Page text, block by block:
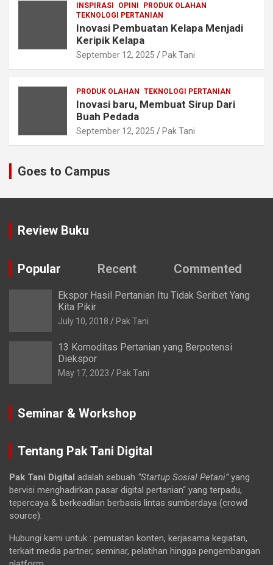
INSPIRASI OPINI
PRODUK OLAHAN
TEKNOLOGI PERTANIAN
Inovasi Pembuatan Kelapa Menjadi
Keripik Kelapa
September 12, 2025 Pak Tani
PRODUK OLAHAN TEKNOLOGI PERTANIAN
Inovasi baru, Membuat Sirup Dari
Buah Pedada
September 12, 2025 Pak Tani
Goes to Campus
Review Buku
Popular Recent Commented
Ekspor Hasil Pertanian Itu Tidak Seribet Yang
Kita Pikir
July 10, 2018 Pak Tani
13 Komoditas Pertanian yang Berpotensi
Diekspor
May 17, 2023 Pak Tani
Seminar & Workshop
Tentang Pak Tani Digital
Pak Tani Digital adalah sebuah “Startup Sosial Petani”yang
bervisi menghadirkan pasar digital pertanian“ yang terpadu,
tepercaya & berkeadilan berbasis lintas sumberdaya (crowd
source).
Hubungi kami untuk : pemuatan konten, kerjasama kegiatan,
terkait media partner, seminar, pelatihan hingga pengembangan